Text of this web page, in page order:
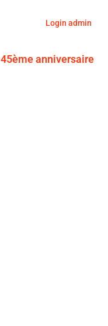
Login admin
45ème anniversaire